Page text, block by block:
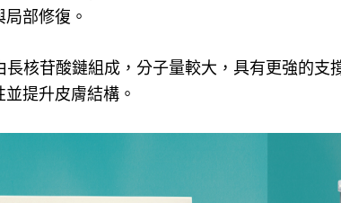
部修復。
長核苷酸鏈組成，分子量較大，具有更強的支
提升皮膚結構。